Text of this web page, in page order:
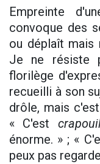
Empreinte
convoque des
ou déplaît mais
Je ne résiste
florilège
recueilli à son
drôle, mais
« C'est
énorme. » ; «
peux pas